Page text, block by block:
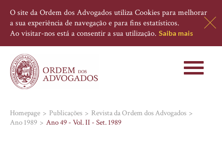
O site da Ordem dos Advogados utiliza Cookies para melhorar
a sua experiência de navegação e para fins estatísticos.
Ao visitar-nos está a consentir a sua utilização. Saiba mais
Toggle
Homepage Publicações
Revista da Ordem dos Advogados
Ano 1989
Ano 49 - Vol. II - Set. 1989